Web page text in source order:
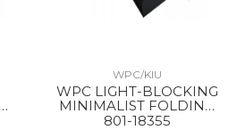
WPC/KIU
WPC LIGHT-BLOCKING
MINIMALIST FOLDING
PARASOL BLACK
801-18355